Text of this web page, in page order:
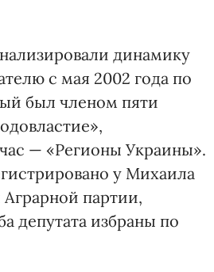
динамику
с мая 2002 года по
был членом пяти
— «Регионы Украины».
у Михаила
партии,
депутата избраны по